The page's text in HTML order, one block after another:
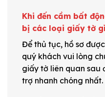
Khi đến cầm bất
bị các loại giấy tờ
Để thủ tục, hồ sơ
quý khách vui lòng
giấy tờ liên quan sau
trợ nhanh chóng